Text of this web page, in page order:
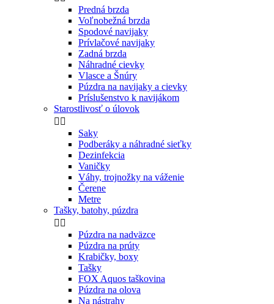
Betónové záťaže EKO
Backleady - zadné olová
Priebežné olová
Závesné olová
Plastické olovo
Broky, vyvažovacie olová
Krmítka
PVA produkty

PVA šnúrka
PVA sáčky
PVA páska
PVA nugety
Oblečenie
Tričká
Mikiny a vesty
Kraťasy
Nohavice a tepláky
Termoprádlo
Rybárske komplety
Šiltovky, čapice
Rybárska obuv
Rukavice